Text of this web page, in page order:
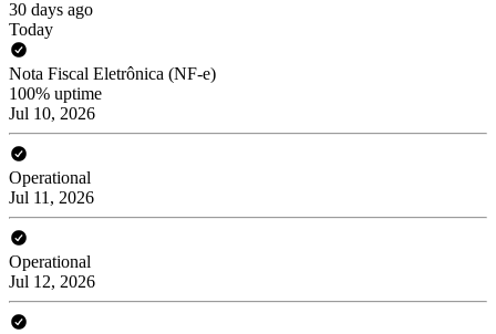
30 days ago
Today
Nota Fiscal Eletrônica (NF-e)
100% uptime
Jul 10, 2026
Operational
Jul 11, 2026
Operational
Jul 12, 2026